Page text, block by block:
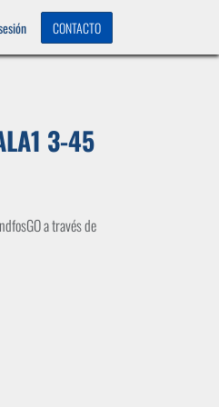
CONTACTO
3-45
a través de